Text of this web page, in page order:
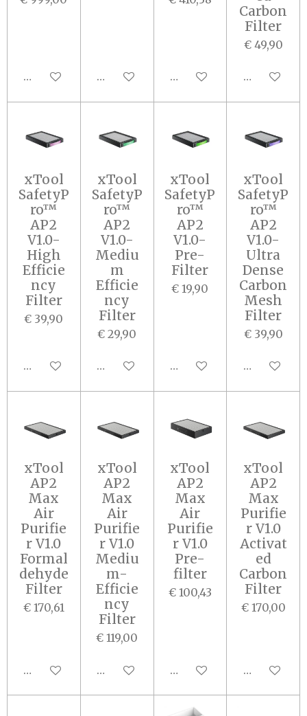
In winkelwagenIn winkelwagenIn winkelwagen
Carbon
Filter
€ 49,90
In
xTool
SafetyP
ro™
AP2
V1.0-
High
Efficie
ncy
Filter
€ 39,90
In winkelwagen
xTool
SafetyP
ro™
AP2
V1.0-
Mediu
m
Efficie
ncy
Filter
€ 29,90
In winkelwagen
xTool
SafetyP
ro™
AP2
V1.0-
Pre-
Filter
€ 19,90
In winkelwagen
xTool
SafetyP
ro™
AP2
V1.0-
Ultra
Dense
Carbon
Mesh
Filter
€ 39,90
In
xTool
AP2
Max
Air
Purifie
r V1.0
Formal
dehyde
Filter
€ 170,61
In winkelwagen
xTool
AP2
Max
Air
Purifie
r V1.0
Mediu
m-
Efficie
ncy
Filter
€ 119,00
In winkelwagen
xTool
AP2
Max
Air
Purifie
r V1.0
Pre-
filter
€ 100,43
In winkelwagen
xTool
AP2
Max
Purifie
r V1.0
Activat
ed
Carbon
Filter
€ 170,00
In